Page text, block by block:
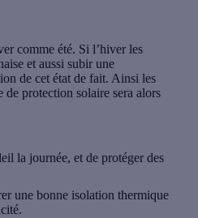
comme été. Si l’hiver les
et aussi subir une
de cet état de fait. Ainsi les
protection solaire sera alors
la journée, et de protéger des
une bonne isolation thermique